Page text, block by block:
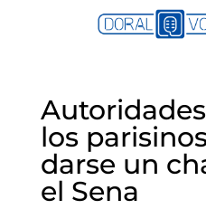
los
darse un
el Sena